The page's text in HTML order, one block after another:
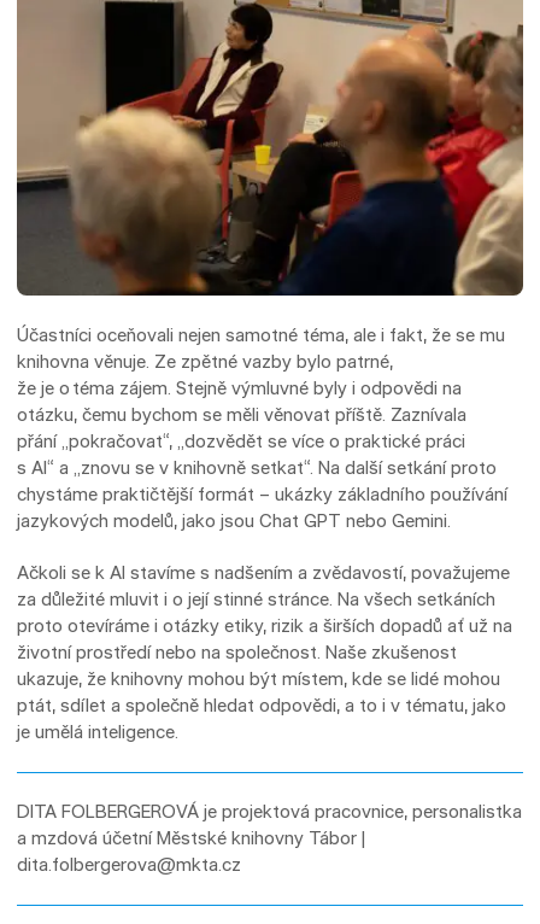
Účastníci oceňovali nejen samotné téma, ale i fakt, že se mu
knihovna věnuje. Ze zpětné vazby bylo patrné,
že je o téma zájem. Stejně výmluvné byly i odpovědi na
otázku, čemu bychom se měli věnovat příště. Zaznívala
přání „pokračovat“, „dozvědět se více o praktické práci
s AI“ a „znovu se v knihovně setkat“. Na další setkání proto
chystáme praktičtější formát – ukázky základního používání
jazykových modelů, jako jsou Chat GPT nebo Gemini.
Ačkoli se k AI stavíme s nadšením a zvědavostí, považujeme
za důležité mluvit i o její stinné stránce. Na všech setkáních
proto otevíráme i otázky etiky, rizik a širších dopadů ať už na
životní prostředí nebo na společnost. Naše zkušenost
ukazuje, že knihovny mohou být místem, kde se lidé mohou
ptát, sdílet a společně hledat odpovědi, a to i v tématu, jako
je umělá inteligence.
DITA FOLBERGEROVÁ je projektová pracovnice, personalistka
a mzdová účetní Městské knihovny Tábor |
dita.folbergerova@mkta.cz